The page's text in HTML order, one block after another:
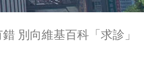
別向維基百科「求診」